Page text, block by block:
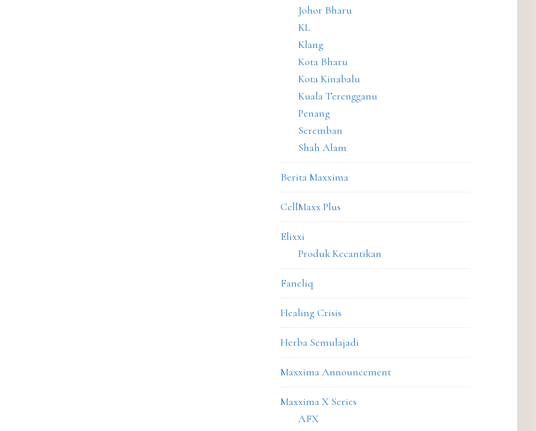
Johor Bharu
KL
Klang
Kota Bharu
Kota Kinabalu
Kuala Terengganu
Penang
Seremban
Shah Alam
Berita Maxxima
CellMaxx Plus
Elixxi
Produk Kecantikan
Faneliq
Healing Crisis
Herba Semulajadi
Maxxima Announcement
Maxxima X Series
AFX